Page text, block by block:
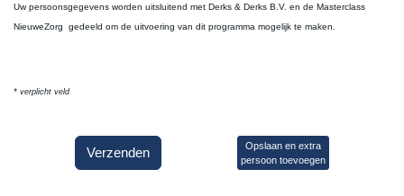
Uw persoonsgegevens worden uitsluitend met Derks & Derks B.V. en de Masterclass
NieuweZorg
gedeeld om de uitvoering van dit programma mogelijk te maken.
* verplicht veld
Verzenden
Opslaan en extra
persoon toevoegen